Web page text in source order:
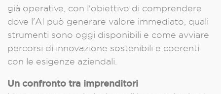
già operative, con l'obiettivo di comprendere
dove l'AI può generare valore immediato, quali
strumenti sono oggi disponibili e come avviare
percorsi di innovazione sostenibili e coerenti
con le esigenze aziendali.
Un confronto tra imprenditori